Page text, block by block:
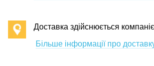
Доставка здійснюється
Більше інформації про